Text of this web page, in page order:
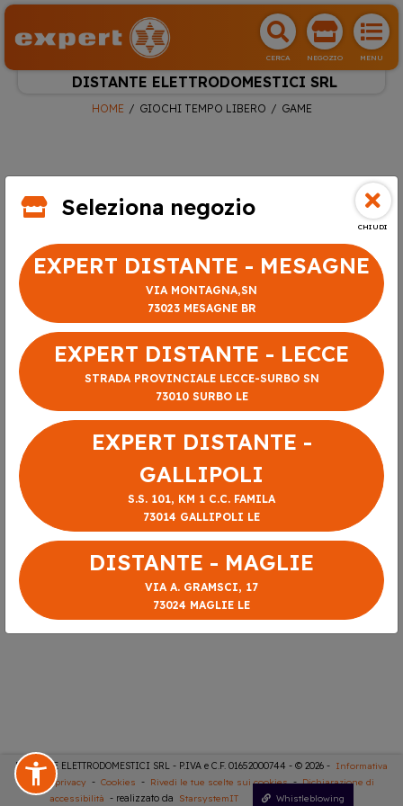
CERCA NEGOZIO MENU
DISTANTE ELETTRODOMESTICI SRL
HOME GIOCHI TEMPO LIBERO GAME
DISTANTE ELETTRODOMESTICI SRL - P.IVA e C.F. 01652000744 - © 2026 - Informativa
sulla privacy - Cookies - Rivedi le tue scelte sui cookies - Dichiarazione di
accessibilità - realizzato da StarsystemIT Whistleblowing
Seleziona negozio
CHIUDI
EXPERT DISTANTE - MESAGNE
VIA MONTAGNA,SN
73023 MESAGNE BR
EXPERT DISTANTE - LECCE
STRADA PROVINCIALE LECCE-SURBO SN
73010 SURBO LE
EXPERT DISTANTE -
GALLIPOLI
S.S. 101, KM 1 C.C. FAMILA
73014 GALLIPOLI LE
DISTANTE - MAGLIE
VIA A. GRAMSCI, 17
73024 MAGLIE LE